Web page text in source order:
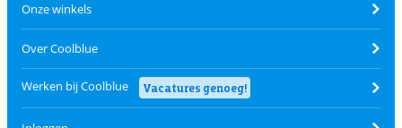
Onze winkels
Over Coolblue
Werken bij Coolblue Vacatures genoeg!